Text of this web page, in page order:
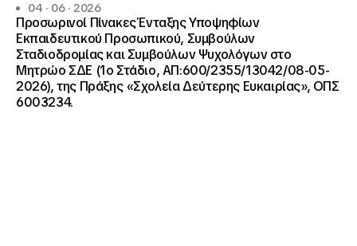
04 · 06 · 2026
Προσωρινοί Πίνακες Ένταξης Υποψηφίων
Εκπαιδευτικού Προσωπικού, Συμβούλων
Σταδιοδρομίας και Συμβούλων Ψυχολόγων στο
Μητρώο ΣΔΕ (1ο Στάδιο, ΑΠ:600/2355/13042/08-05-
2026), της Πράξης «Σχολεία Δεύτερης Ευκαιρίας», ΟΠΣ
6003234.